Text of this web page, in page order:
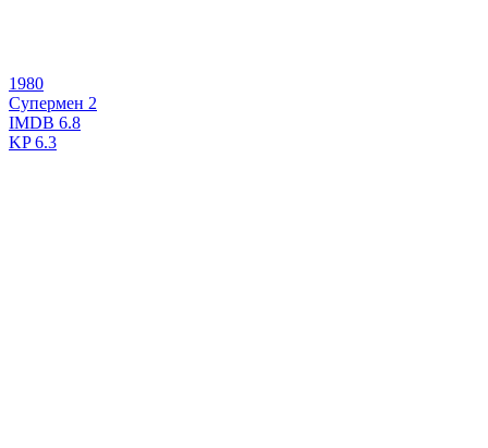
1980
Супермен 2
IMDB 6.8
KP6.3